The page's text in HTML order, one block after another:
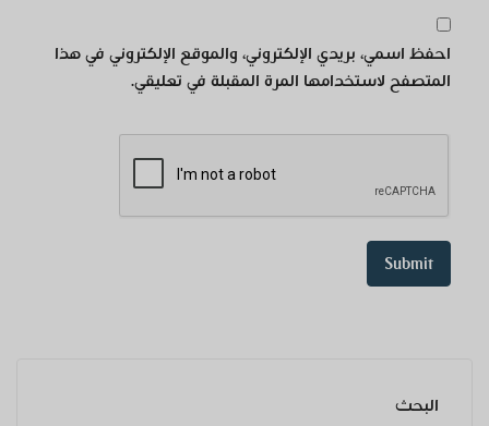
احفظ اسمي، بريدي الإلكتروني، والموقع الإلكتروني في هذا
المتصفح لاستخدامها المرة المقبلة في تعليقي.
البحث